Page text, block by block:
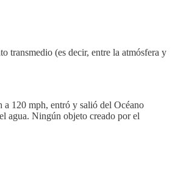
transmedio (es decir, entre la atmósfera y
a 120 mph, entró y salió del Océano
agua. Ningún objeto creado por el